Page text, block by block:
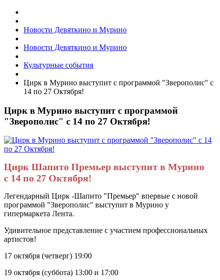
Новости Девяткино и Мурино
Новости Девяткино и Мурино
Культурные события
Цирк в Мурино выступит с программой "Зверополис" с
14 по 27 Октября!
Цирк в Мурино выступит с программой
"Зверополис" с 14 по 27 Октября!
Цирк Шапито Премьер выступит в Мурино
с 14 по 27 Октября!
Легендарный Цирк -Шапито "Премьер" впервые с новой
программой "Зверополис" выступит в Мурино у
гипермаркета Лента.
Удивительное представление с участием профессиональных
артистов!
17 октября (четверг) 19:00
19 октября (суббота) 13:00 и 17:00